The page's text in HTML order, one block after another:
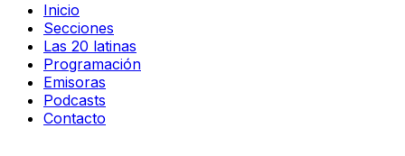
Inicio
Secciones
Las 20 latinas
Programación
Emisoras
Podcasts
Contacto